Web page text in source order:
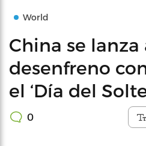
World
China se lanza
desenfreno
el ‘Día del
0